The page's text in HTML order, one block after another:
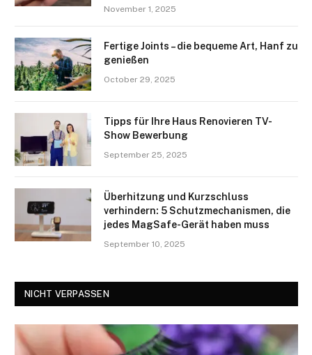
November 1, 2025
Fertige Joints – die bequeme Art, Hanf zu
genießen
October 29, 2025
Tipps für Ihre Haus Renovieren TV-
Show Bewerbung
September 25, 2025
Überhitzung und Kurzschluss
verhindern: 5 Schutzmechanismen, die
jedes MagSafe-Gerät haben muss
September 10, 2025
NICHT VERPASSEN